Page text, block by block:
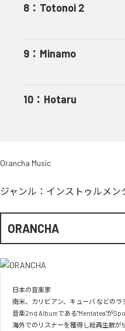
8 ： Totonoi 2
9 ： Minamo
10 ： Hotaru
Orancha Music
ジャンル： インストゥルメン
ORANCHA
日本の音楽家
南米、カリビアン、キューバ などの
音楽2nd Albumである"Mentatea"が
海外でのリスナーを獲得し総再生数が